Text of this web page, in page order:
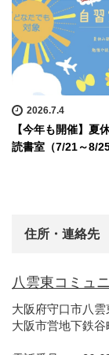
2026.7.4
【今年も開催】夏
読書室（7/21～8/
住所・連絡先
八雲東コミュ
大阪府守口市八
大阪市営地下鉄